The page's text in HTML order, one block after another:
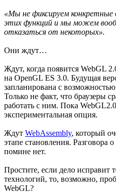
«Мы не фиксируем конкретные
этих функций и мы можем
отказаться от некоторых».
Они ждут…
Ждут, когда появится WebGL
на OpenGL ES 3.0. Будущая
запланирована с
Только не факт, что браузеры
работать с ним. Пока
экспериментальная опция.
Ждут WebAssembly, который
этапе становления. Разговора
помине нет.
Простите, если дело исправит
технологий, то, возможно,
WebGL?